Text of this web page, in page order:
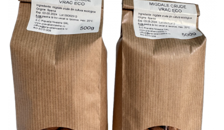
BĂUTURI / LAPTE VEGETAL
OREZ ȘI CEREALE
PASTE
CREME ȘI PASTE TARTINABILE
CONDIMENTE
CEAIURI GRECEȘTI
CIOCOLATĂ ȘI CACAO
HEALTHY SNACKS
SUPERALIMENTE
LACTATE